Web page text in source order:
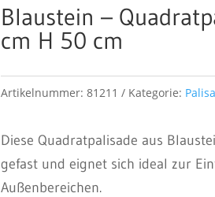
Blaustein –
cm H 50 cm
Artikelnummer: 81211 Kategorie:
Diese Quadratpalisade aus
gefast und eignet sich ideal zur
Außenbereichen.